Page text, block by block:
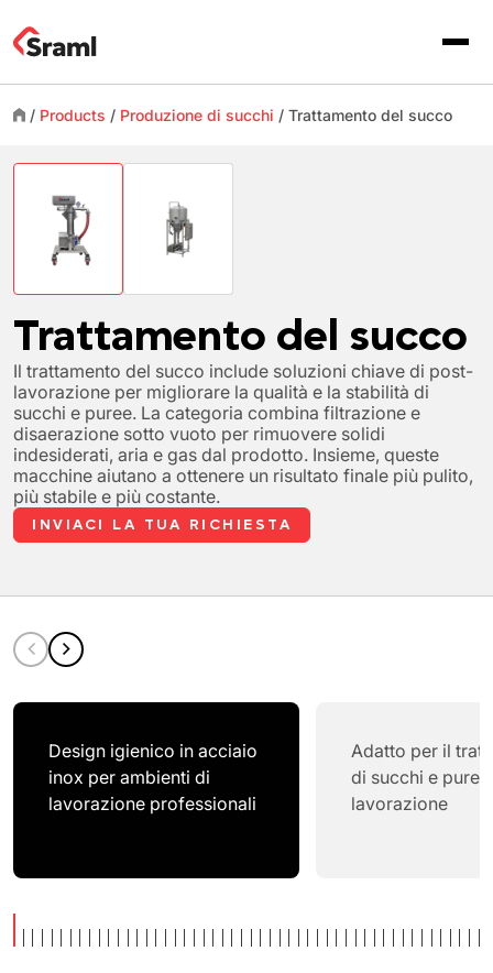
/ Products / Produzione di succhi / Trattamento del succo
Trattamento del succo
Il trattamento del succo include soluzioni chiave di post-
lavorazione per migliorare la qualità e la stabilità di
succhi e puree. La categoria combina filtrazione e
disaerazione sotto vuoto per rimuovere solidi
indesiderati, aria e gas dal prodotto. Insieme, queste
macchine aiutano a ottenere un risultato finale più pulito,
più stabile e più costante.
INVIACI LA TUA RICHIESTA
Design igienico in acciaio
inox per ambienti di
lavorazione professionali
Adatto per il
di succhi e
lavorazione